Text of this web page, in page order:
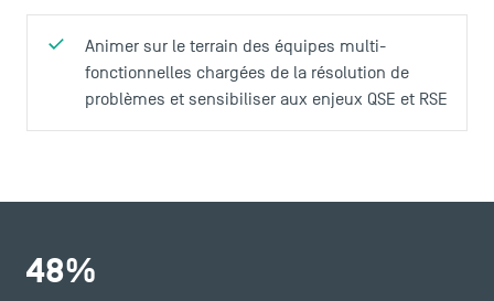
Animer sur le terrain des équipes multi-
fonctionnelles chargées de la résolution de
problèmes et sensibiliser aux enjeux QSE et RSE
48%